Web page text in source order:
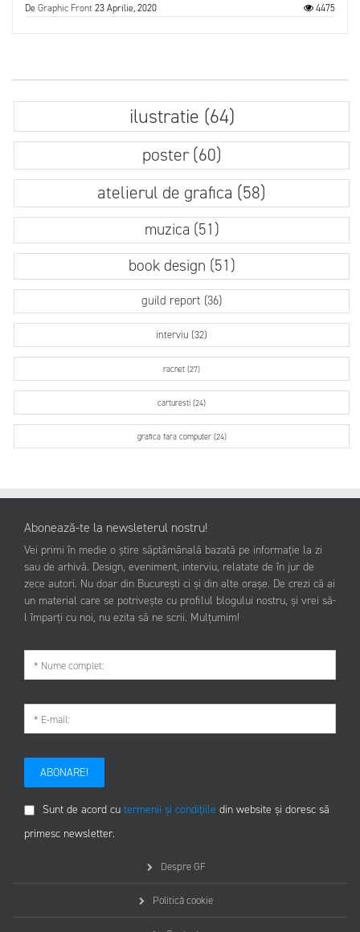
DeGraphic Front23 Aprilie, 2020 4475
ilustratie (64)
poster (60)
atelierul de grafica (58)
muzica (51)
book design (51)
guild report (36)
interviu (32)
racnet (27)
carturesti (24)
grafica fara computer (24)
Abonează-te la newsleterul nostru!
Vei primi în medie o știre săptămânală bazată pe informație la zi
sau de arhivă. Design, eveniment, interviu, relatate de în jur de
zece autori. Nu doar din București ci și din alte orașe. De crezi că ai
un material care se potrivește cu profilul blogului nostru, și vrei să-
l împarți cu noi, nu ezita să ne scrii. Mulțumim!
ABONARE!
Sunt de acord cu termenii și condițiile din website și doresc să
primesc newsletter.
Despre GF
Politică cookie